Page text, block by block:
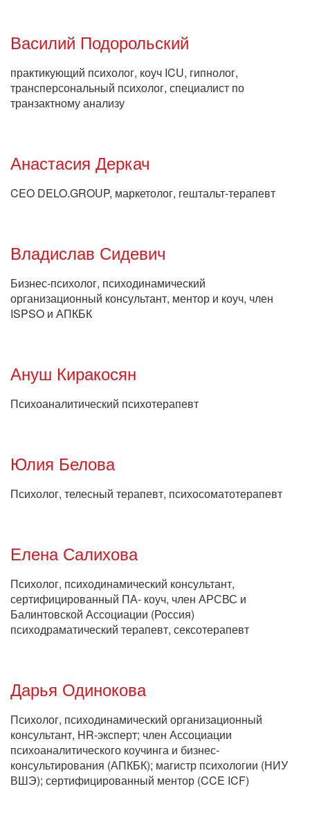
Василий Подорольский
практикующий психолог, коуч ICU, гипнолог,
трансперсональный психолог, специалист по
транзактному анализу
Анастасия Деркач
CEO DELO.GROUP, маркетолог, гештальт-терапевт
Владислав Сидевич
Бизнес-психолог, психодинамический
организационный консультант, ментор и коуч, член
ISPSO и АПКБК
Ануш Киракосян
Психоаналитический психотерапевт
Юлия Белова
Психолог, телесный терапевт, психосоматотерапевт
Елена Салихова
Психолог, психодинамический консультант,
сертифицированный ПА- коуч, член АРСВС и
Балинтовской Ассоциации (Россия)
психодраматический терапевт, сексотерапевт
Дарья Одинокова
Психолог, психодинамический организационный
консультант, HR-эксперт; член Ассоциации
психоаналитического коучинга и бизнес-
консультирования (АПКБК); магистр психологии (НИУ
ВШЭ); сертифицированный ментор (CCE ICF)